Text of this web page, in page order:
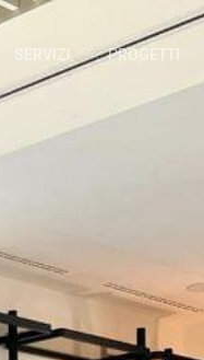
SERVIZI PROGETTI